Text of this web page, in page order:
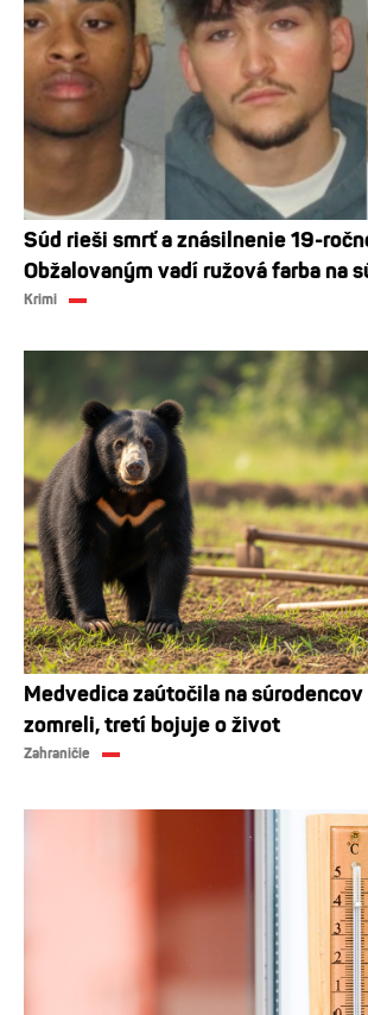
Súd rieši smrť a znásilnenie 19-
Obžalovaným vadí ružová farba na
Krimi
Medvedica zaútočila na
zomreli, tretí bojuje o život
Zahraničie